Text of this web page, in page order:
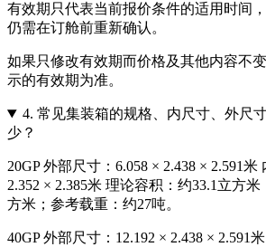
有效期只代表当前报价条件的适用时间
仍需在订舱前重新确认。
如果只修改有效期而价格及其他内容不
示的有效期为准。
4. 常见集装箱的规格、内尺寸、外尺
少？
20GP 外部尺寸：6.058 × 2.438 × 2.591米
2.352 × 2.385米 理论容积：约33.1立方
方米；参考载重：约27吨。
40GP 外部尺寸：12.192 × 2.438 × 2.591